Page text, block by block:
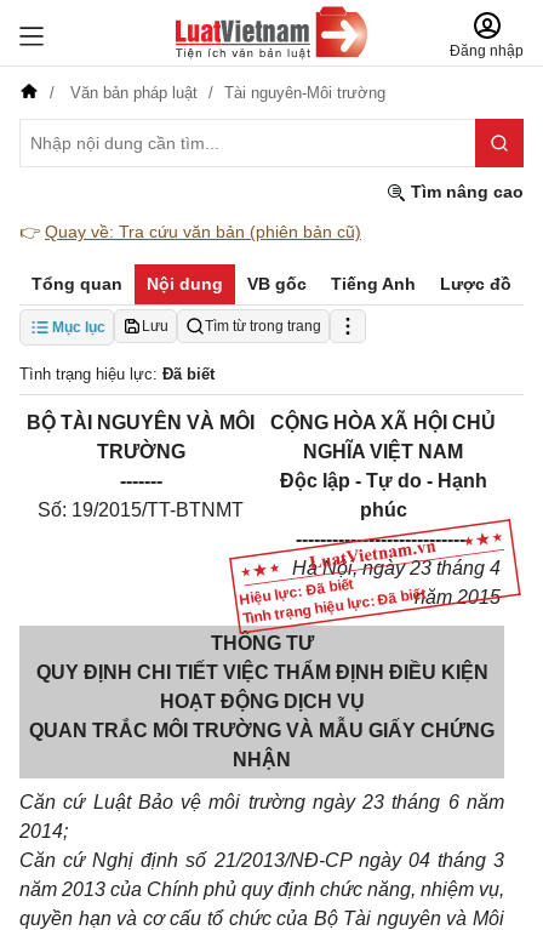
Đăng nhập
Văn bản pháp luật Tài nguyên-Môi trường
Tìm nâng cao
👉 Quay về: Tra cứu văn bản (phiên bản cũ)
Tổng quan Nội dung VB gốc Tiếng Anh Lược đồ
Mục lục Lưu Tìm từ trong trang
Tình trạng hiệu lực: Đã biết
Hiệu lực: Đã biết
Tình trạng hiệu lực: Đã biết
BỘ TÀI NGUYÊN VÀ MÔI
TRƯỜNG
-------
Số: 19/2015/TT-BTNMT
CỘNG HÒA XÃ HỘI CHỦ
NGHĨA VIỆT NAM
Độc lập - Tự do - Hạnh
phúc
-----------------------------
Hà Nội, ngày 23 tháng 4
năm 2015
THÔNG TƯ
QUY ĐỊNH CHI TIẾT VIỆC THẨM ĐỊNH ĐIỀU KIỆN
HOẠT ĐỘNG DỊCH VỤ
QUAN TRẮC MÔI TRƯỜNG VÀ MẪU GIẤY CHỨNG
NHẬN
Căn cứ Luật Bảo vệ môi trường ngày 23 tháng 6 năm
2014;
Căn cứ Nghị định số 21/2013/NĐ-CP ngày 04 tháng 3
năm 2013 của Chính phủ quy định chức năng, nhiệm vụ,
quyền hạn và cơ cấu tổ chức của Bộ Tài nguyên và Môi